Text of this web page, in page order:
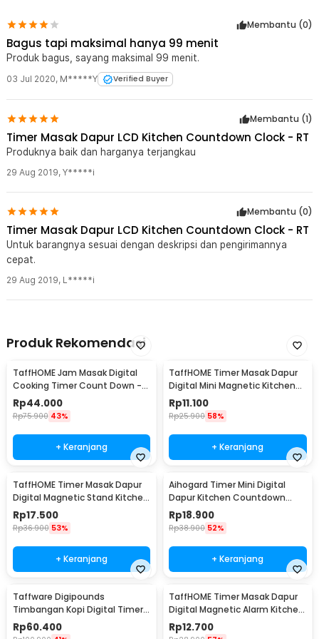
Rincian yang Anda dapatkan untuk pembelian produk ini:
1 x Timer Masak Dapur Digital Magnetic Alarm Kitchen
Countdown - DOL-118
Membantu (0)
Bagus tapi maksimal hanya 99 menit
Produk bagus, sayang maksimal 99 menit.
03 Jul 2020, M*****Y Verified Buyer
Membantu (1)
Timer Masak Dapur LCD Kitchen Countdown Clock - RT
Produknya baik dan harganya terjangkau
29 Aug 2019, Y*****i
Membantu (0)
Timer Masak Dapur LCD Kitchen Countdown Clock - RT
Untuk barangnya sesuai dengan deskripsi dan pengirimannya
cepat.
29 Aug 2019, L*****i
Produk Rekomendasi
TaffHOME Jam Masak Digital
Cooking Timer Count Down -
DC101
Rp44.000
Rp75.900 43%
+ Keranjang
TaffHOME Timer Masak Dapur
Digital Mini Magnetic Kitchen
Countdown - 704AAB
Rp11.100
Rp25.900 58%
+ Keranjang
TaffHOME Timer Masak Dapur
Digital Magnetic Stand Kitchen
Countdown - JS-183
Rp17.500
Rp36.900 53%
+ Keranjang
Aihogard Timer Mini Digital
Dapur Kitchen Countdown
Timer - II5
Rp18.900
Rp38.900 52%
+ Keranjang
Taffware Digipounds
Timbangan Kopi Digital Timer
Coffee Scale 0.1g 5kg - MS-K07
Rp60.400
TaffHOME Timer Masak Dapur
Digital Magnetic Alarm Kitchen
Countdown - JS-113
Rp12.700